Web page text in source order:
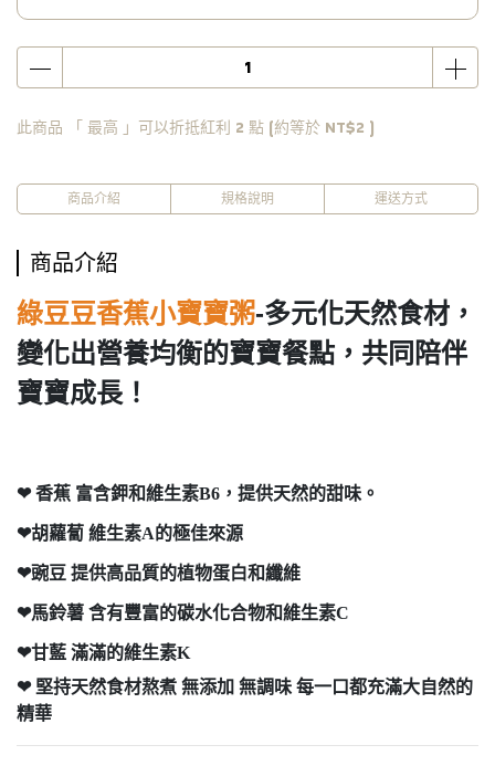
此商品 「 最高 」可以折抵紅利 2 點 (約等於 NT$2 )
商品介紹 規格說明 運送方式
商品介紹
綠豆豆香蕉小寶寶粥-多元化天然食材，
變化出營養均衡的寶寶餐點，共同陪伴
寶寶成長！
❤ 香蕉 富含鉀和維生素B6，提供天然的甜味。
❤胡蘿蔔 維生素A的極佳來源
❤豌豆 提供高品質的植物蛋白和纖維
❤馬鈴薯 含有豐富的碳水化合物和維生素C
❤甘藍 滿滿的維生素K
❤ 堅持天然食材熬煮 無添加 無調味 每一口都充滿大自然的
精華